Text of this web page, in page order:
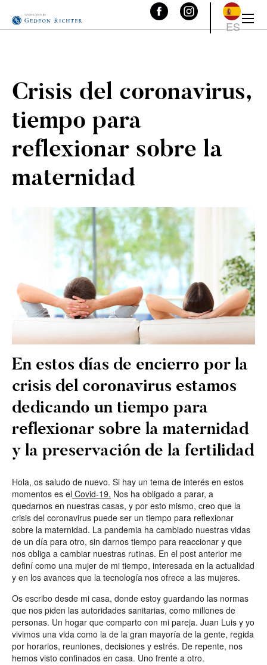
ES
Crisis del coronavirus,
tiempo para
reflexionar sobre la
maternidad
En estos días de encierro por la
crisis del coronavirus estamos
dedicando un tiempo para
reflexionar sobre la maternidad
y la preservación de la fertilidad
Hola, os saludo de nuevo. Si hay un tema de interés en estos
momentos es el Covid-19. Nos ha obligado a parar, a
quedarnos en nuestras casas, y por esto mismo, creo que la
crisis del coronavirus puede ser un tiempo para reflexionar
sobre la maternidad. La pandemia ha cambiado nuestras vidas
de un día para otro, sin darnos tiempo para reaccionar y que
nos obliga a cambiar nuestras rutinas. En el post anterior me
definí como una mujer de mi tiempo, interesada en la actualidad
y en los avances que la tecnología nos ofrece a las mujeres.
Os escribo desde mi casa, donde estoy guardando las normas
que nos piden las autoridades sanitarias, como millones de
personas. Un hogar que comparto con mi pareja. Juan Luis y yo
vivimos una vida como la de la gran mayoría de la gente, regida
por horarios, reuniones, decisiones y estrés. De repente, nos
hemos visto confinados en casa. Uno frente a otro.